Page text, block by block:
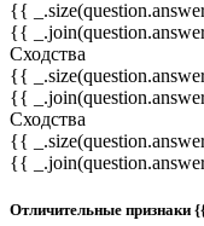
{{
{{
Сходства
{{
{{
Сходства
{{
{{
Отличительные признаки